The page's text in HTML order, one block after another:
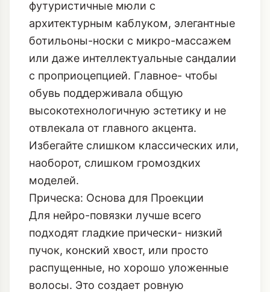
футуристичные мюли с
архитектурным каблуком, элегантные
ботильоны-носки с микро-массажем
или даже интеллектуальные сандалии
с проприоцепцией. Главное- чтобы
обувь поддерживала общую
высокотехнологичную эстетику и не
отвлекала от главного акцента.
Избегайте слишком классических или,
наоборот, слишком громоздких
моделей.
Прическа: Основа для Проекции
Для нейро-повязки лучше всего
подходят гладкие прически- низкий
пучок, конский хвост, или просто
распущенные, но хорошо уложенные
волосы. Это создает ровную